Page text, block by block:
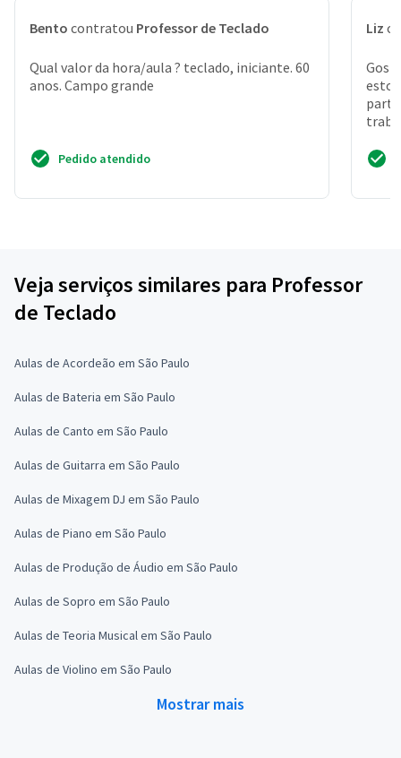
Bento contratou Professor de Teclado
Qual valor da hora/aula ? teclado, iniciante. 60
anos. Campo grande
Pedido atendido
Liz
Veja serviços similares para Professor
de Teclado
Aulas de Acordeão em São Paulo
Aulas de Bateria em São Paulo
Aulas de Canto em São Paulo
Aulas de Guitarra em São Paulo
Aulas de Mixagem DJ em São Paulo
Aulas de Piano em São Paulo
Aulas de Produção de Áudio em São Paulo
Aulas de Sopro em São Paulo
Aulas de Teoria Musical em São Paulo
Aulas de Violino em São Paulo
Mostrar mais